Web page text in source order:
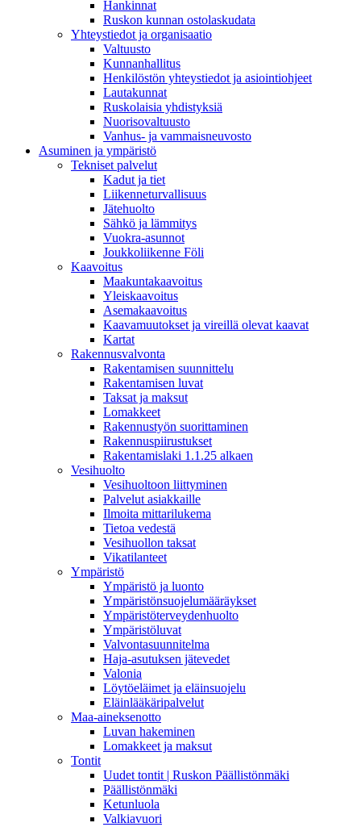
Hankinnat
Ruskon kunnan ostolaskudata
Yhteystiedot ja organisaatio
Valtuusto
Kunnanhallitus
Henkilöstön yhteystiedot ja asiointiohjeet
Lautakunnat
Ruskolaisia yhdistyksiä
Nuorisovaltuusto
Vanhus- ja vammaisneuvosto
Asuminen ja ympäristö
Tekniset palvelut
Kadut ja tiet
Liikenneturvallisuus
Jätehuolto
Sähkö ja lämmitys
Vuokra-asunnot
Joukkoliikenne Föli
Kaavoitus
Maakuntakaavoitus
Yleiskaavoitus
Asemakaavoitus
Kaavamuutokset ja vireillä olevat kaavat
Kartat
Rakennusvalvonta
Rakentamisen suunnittelu
Rakentamisen luvat
Taksat ja maksut
Lomakkeet
Rakennustyön suorittaminen
Rakennuspiirustukset
Rakentamislaki 1.1.25 alkaen
Vesihuolto
Vesihuoltoon liittyminen
Palvelut asiakkaille
Ilmoita mittarilukema
Tietoa vedestä
Vesihuollon taksat
Vikatilanteet
Ympäristö
Ympäristö ja luonto
Ympäristönsuojelumääräykset
Ympäristöterveydenhuolto
Ympäristöluvat
Valvontasuunnitelma
Haja-asutuksen jätevedet
Valonia
Löytöeläimet ja eläinsuojelu
Eläinlääkäripalvelut
Maa-aineksenotto
Luvan hakeminen
Lomakkeet ja maksut
Tontit
Uudet tontit | Ruskon Päällistönmäki
Päällistönmäki
Ketunluola
Valkiavuori